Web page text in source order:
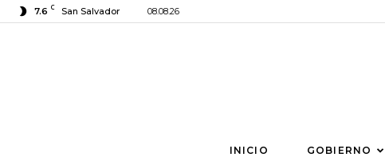
7.6 C San Salvador 08.08.26
INICIO GOBIERNO